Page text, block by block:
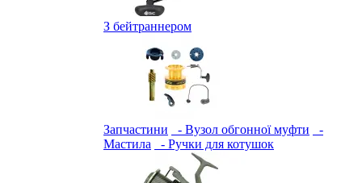
З бейтраннером
Запчастини - Вузол обгонної муфти
-
Мастила
- Ручки для котушок